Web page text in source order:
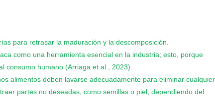
para retrasar la maduración y la descomposición.
como una herramienta esencial en la industria; esto, porque
consumo humano (Arriaga et al., 2023).
alimentos deben lavarse adecuadamente para eliminar cualquier
partes no deseadas, como semillas o piel, dependiendo del